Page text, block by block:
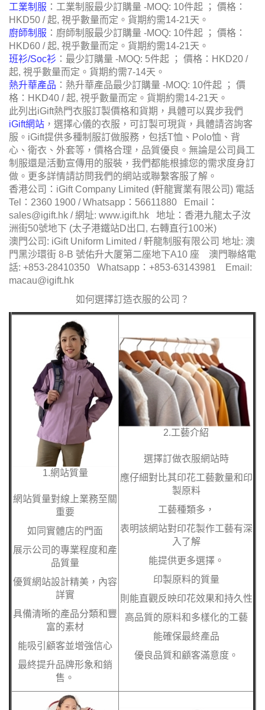
工業制服 ：工業制服最少訂購量 -MOQ: 10件起 ； 價格：
HKD50 / 起, 視乎數量而定。貨期約需14-21天。
廚師制服 ：廚師制服最少訂購量 -MOQ: 10件起 ； 價格：
HKD60 / 起, 視乎數量而定。貨期約需14-21天。
班衫/Soc衫 ：最少訂購量 -MOQ: 5件起 ； 價格：HKD20 /
起, 視乎數量而定。貨期約需7-14天。
熱升華產品 ：熱升華產品最少訂購量 -MOQ: 10件起 ； 價
格：HKD40 / 起, 視乎數量而定。貨期約需14-21天。
此列出iGift熱門衣服訂製價格和貨期，具體可以異步我們
iGift網站 ，選擇心儀的衣服，可訂製可現貨，具體請咨詢客
服。iGift提供多種制服訂做服務，包括T恤、Polo恤、背
心、衛衣、外套等，價格合理，品質優良。無論是公司員工
制服還是活動宣傳用的服裝，我們都能根據您的需求度身訂
做。更多詳情請訪問我們的網站或聯繫客服了解。
香港公司：iGift Company Limited (軒龍實業有限公司) 電話
Tel：2360 1900 / Whatsapp：56611880 Email：
sales@igift.hk / 網址: www.igift.hk 地址：香港九龍太子汝
洲街50號地下 (太子港鐵站D出口, 右轉直行100米)
澳門公司: iGift Uniform Limited / 軒龍制服有限公司 地址: 澳
門黑沙環街 8-B 號佑升大厦第二座地下A10 座 澳門聯絡電
話: +853-28410350 Whatsapp：+853-63143981 Email:
macau@igift.hk
如何選擇訂造衣服的公司？
1.網站質量
網站質量對線上業務至關
重要
如同實體店的門面
展示公司的專業程度和產
品質量
優質網站設計精美，內容
詳實
具備清晰的產品分類和豐
富的素材
能吸引顧客並增強信心
最終提升品牌形象和銷
售。
2.工藝介紹
選擇訂做衣服網站時
應仔細對比其印花工藝數量和印
製原料
工藝種類多，
表明該網站對印花製作工藝有深
入了解
能提供更多選擇。
印製原料的質量
則能直觀反映印花效果和持久性
高品質的原料和多樣化的工藝
能確保最終產品
優良品質和顧客滿意度。